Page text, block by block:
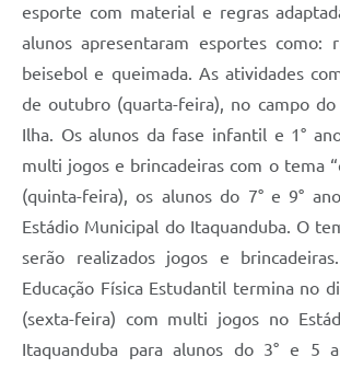
esporte com material e regras
alunos apresentaram esportes como:
beisebol e queimada. As atividades
de outubro (quarta-feira), no campo
Ilha. Os alunos da fase infantil e 1°
multi jogos e brincadeiras com o tema
(quinta-feira), os alunos do 7° e 9°
Estádio Municipal do Itaquanduba. O
serão realizados jogos e
Educação Física Estudantil termina no
(sexta-feira) com multi jogos no
Itaquanduba para alunos do 3° e 5